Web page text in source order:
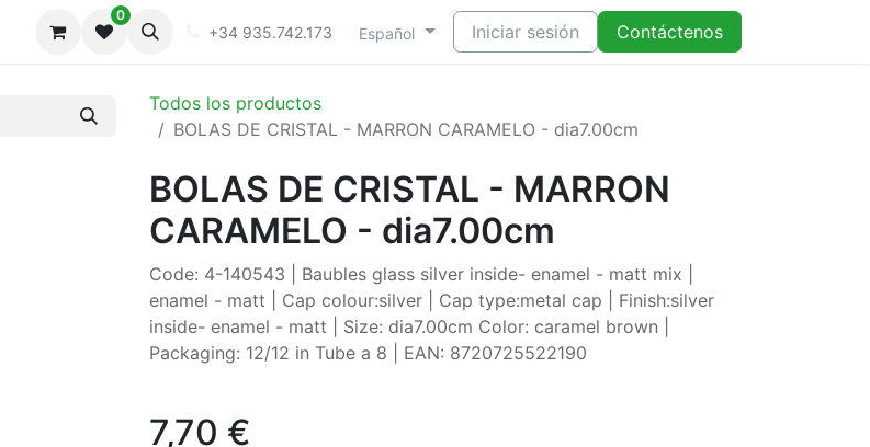
0
+34 935.742.173 Español Iniciar sesión Contáctenos
Todos los productos
BOLAS DE CRISTAL - MARRON CARAMELO - dia7.00cm
BOLAS DE CRISTAL - MARRON
CARAMELO - dia7.00cm
Code: 4-140543 | Baubles glass silver inside- enamel - matt mix |
enamel - matt | Cap colour:silver | Cap type:metal cap | Finish:silver
inside- enamel - matt | Size: dia7.00cm Color: caramel brown |
Packaging: 12/12 in Tube a 8 | EAN: 8720725522190
7,70 €